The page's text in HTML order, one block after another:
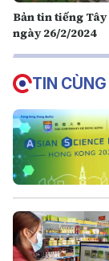
Bản tin tiếng
ngày 26/2/2024
TIN